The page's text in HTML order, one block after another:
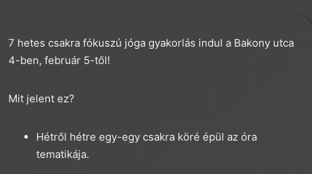
7 hetes csakra fókuszú jóga gyakorlás indul a Bakony utca
4-ben, február 5-től!
Mit jelent ez?
Hétről hétre egy-egy csakra köré épül az óra
tematikája.